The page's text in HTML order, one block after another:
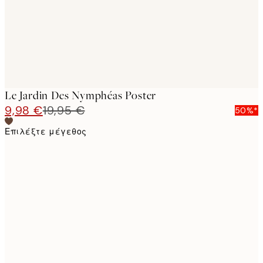
Le Jardin Des Nymphéas Poster
9,98 €19,95 €
50%*
Επιλέξτε μέγεθος